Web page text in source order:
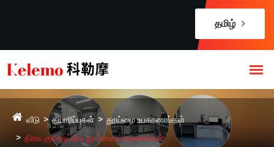
தமிழ்
வீடு தயாரிப்புகள்
தூய்மை உபகரணங்கள்
திரவ குளிரூட்டும் தூய்மை உபகரணங்கள்